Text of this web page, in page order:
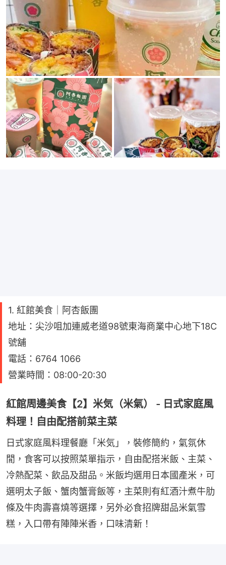
1. 紅館美食｜阿杏飯團
地址：尖沙咀加連威老道98號東海商業中心地下18C
號舖
電話：6764 1066
營業時間：08:00-20:30
紅館周邊美食【2】米気（米氣） - 日式家庭風
料理！自由配搭前菜主菜
日式家庭風料理餐廳「米気」，裝修簡約，氣氛休
閒，食客可以按照菜單指示，自由配搭米飯、主菜、
冷熱配菜、飲品及甜品。米飯均選用日本國產米，可
選明太子飯、蟹肉蟹膏飯等，主菜則有紅酒汁煮牛肋
條及牛肉壽喜燒等選擇，另外必食招牌甜品米氣雪
糕，入口帶有陣陣米香，口味清新！